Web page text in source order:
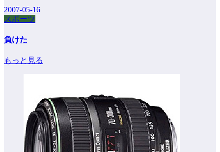
2007-05-16
スポーツ
負けた
もっと見る